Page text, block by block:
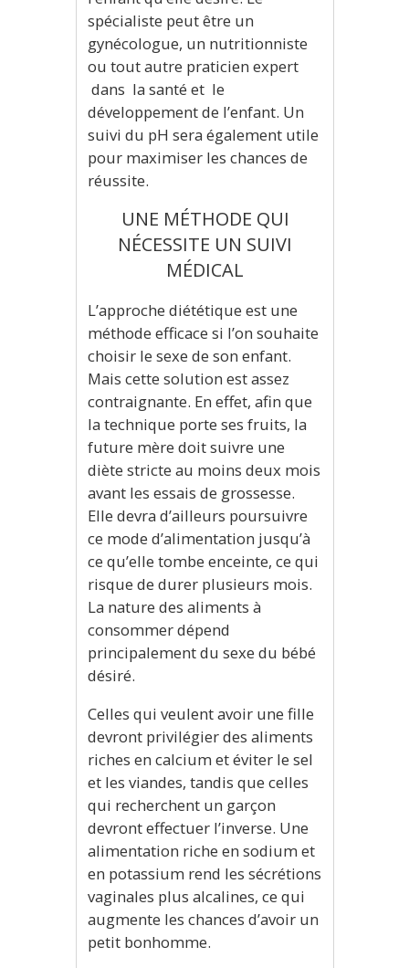
spécialiste peut être un
gynécologue, un nutritionniste
ou tout autre praticien expert
dans la santé et le
développement de l’enfant. Un
suivi du pH sera également utile
pour maximiser les chances de
réussite.
UNE MÉTHODE QUI
NÉCESSITE UN SUIVI
MÉDICAL
L’approche diététique est une
méthode efficace si l’on souhaite
choisir le sexe de son enfant.
Mais cette solution est assez
contraignante. En effet, afin que
la technique porte ses fruits, la
future mère doit suivre une
diète stricte au moins deux mois
avant les essais de grossesse.
Elle devra d’ailleurs poursuivre
ce mode d’alimentation jusqu’à
ce qu’elle tombe enceinte, ce qui
risque de durer plusieurs mois.
La nature des aliments à
consommer dépend
principalement du sexe du bébé
désiré.
Celles qui veulent avoir une fille
devront privilégier des aliments
riches en calcium et éviter le sel
et les viandes, tandis que celles
qui recherchent un garçon
devront effectuer l’inverse. Une
alimentation riche en sodium et
en potassium rend les sécrétions
vaginales plus alcalines, ce qui
augmente les chances d’avoir un
petit bonhomme.